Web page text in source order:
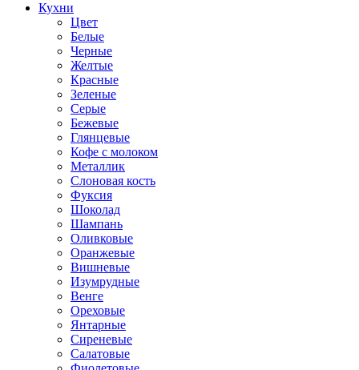
Кухни
Цвет
Белые
Черные
Желтые
Красные
Зеленые
Серые
Бежевые
Глянцевые
Кофе с молоком
Металлик
Слоновая кость
Фуксия
Шоколад
Шампань
Оливковые
Оранжевые
Вишневые
Изумрудные
Венге
Ореховые
Янтарные
Сиреневые
Салатовые